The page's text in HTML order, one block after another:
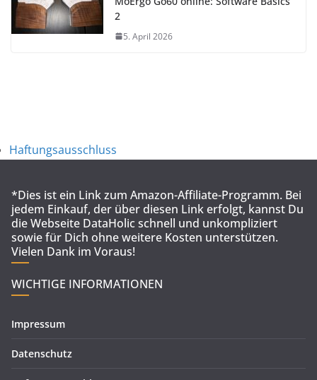
2
5. April 2026
Haftungsausschluss
*Dies ist ein Link zum Amazon-Affiliate-Programm. Bei
jedem Einkauf, der über diesen Link erfolgt, kannst Du
die Webseite DataHolic schnell und unkompliziert
sowie für Dich ohne weitere Kosten unterstützen.
Vielen Dank im Voraus!
WICHTIGE INFORMATIONEN
Impressum
Datenschutz